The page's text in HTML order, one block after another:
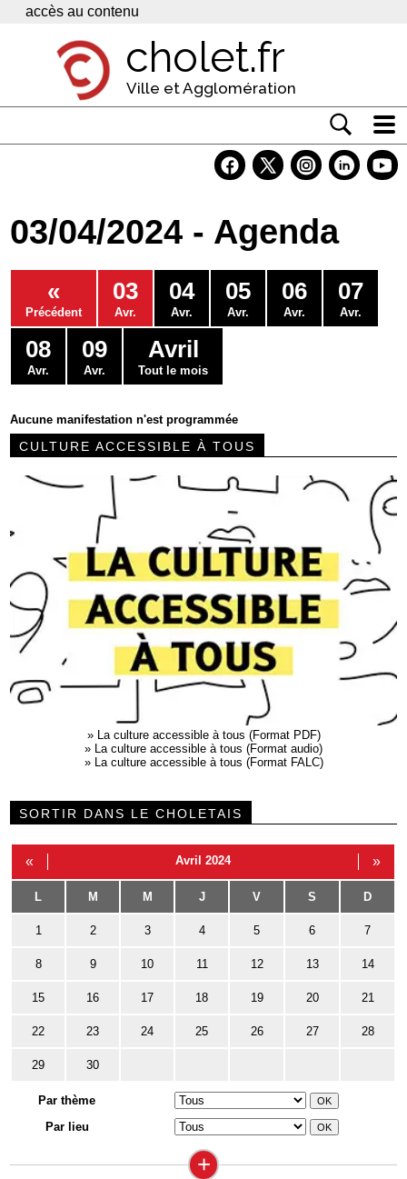
Panneau de gestion des cookies
accès au contenu
cholet.fr
Ville et Agglomération
Economie
Services
Contacts
03/04/2024 - Agenda
«
Précédent
03
Avr.
04
Avr.
05
Avr.
06
Avr.
07
Avr.
08
Avr.
09
Avr.
Avril
Tout le mois
Aucune manifestation n'est programmée
CULTURE ACCESSIBLE À TOUS
»
La culture accessible à tous (Format PDF)
»
La culture accessible à tous (Format audio)
»
La culture accessible à tous (Format FALC)
SORTIR DANS LE CHOLETAIS
« Avril 2024 »
L M M J V S D
1 2 3 4 5 6 7
8 9 10 11 12 13 14
15 16 17 18 19 20 21
22 23 24 25 26 27 28
29 30
Par thème
Par lieu
+